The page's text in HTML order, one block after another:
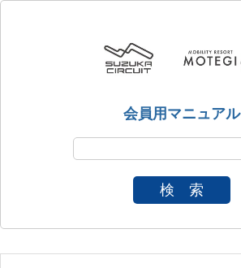
会員用マニュアル
検 索